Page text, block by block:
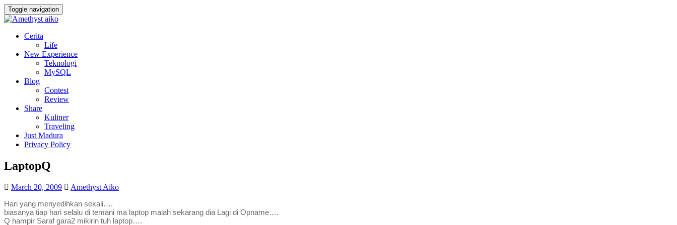
Toggle navigation
Cerita
Life
New Experience
Teknologi
MySQL
Blog
Contest
Review
Share
Kuliner
Traveling
Just Madura
Privacy Policy
LaptopQ
March 20, 2009
Amethyst Aiko
Hari yang menyedihkan sekali….
biasanya tiap hari selalu di temani ma laptop malah sekarang dia Lagi di Opname….
Q hampir Saraf gara2 mikirin tuh laptop….